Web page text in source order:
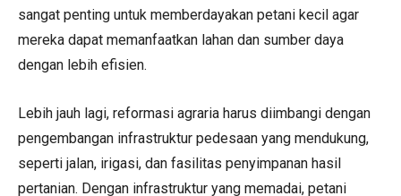
sangat penting untuk memberdayakan petani kecil agar
mereka dapat memanfaatkan lahan dan sumber daya
dengan lebih efisien.
Lebih jauh lagi, reformasi agraria harus diimbangi dengan
pengembangan infrastruktur pedesaan yang mendukung,
seperti jalan, irigasi, dan fasilitas penyimpanan hasil
pertanian. Dengan infrastruktur yang memadai, petani